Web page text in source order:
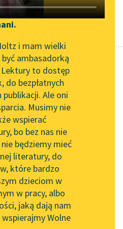
Zgłoś brak utworu
Narzędzia
Mapa Wolnych Lektur
Leśmianator
Przewodnik dla piszących i
czytających
API
OAI-PMH
Widget Wolnych Lektur
Przypisy
i mam wielki
ambasadorką
Lektury to dostęp
do bezpłatnych
Ale oni
Musimy nie
wspierać
bo bez nas nie
będziemy mieć
literatury, do
które bardzo
dzieciom w
w pracy, albo
jaką dają nam
Wolne
Susan Coolidge
Co Kasia robiła
To było okropne! Nie
szło o stratę
kapelusza, bo Kasia
była zupełnie obojętna
na losy...
Czytaj więcej